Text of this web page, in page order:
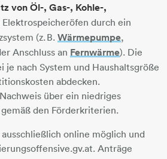
von Öl-, Gas-, Kohle-,
durch ein
(z. B.Wärmepumpe,
Anschluss an Fernwärme). Die
je nach System und Haushaltsgröße
abdecken.
über ein niedriges
den Förderkriterien.
online möglich und
Anträge